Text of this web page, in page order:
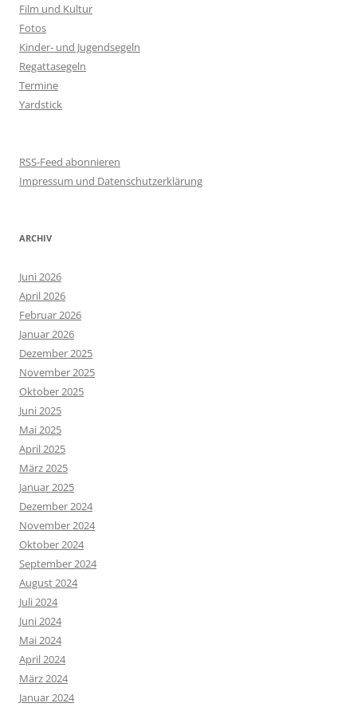
Film und Kultur
Fotos
Kinder- und Jugendsegeln
Regattasegeln
Termine
Yardstick
RSS-Feed abonnieren
Impressum und Datenschutzerklärung
ARCHIV
Juni 2026
April 2026
Februar 2026
Januar 2026
Dezember 2025
November 2025
Oktober 2025
Juni 2025
Mai 2025
April 2025
März 2025
Januar 2025
Dezember 2024
November 2024
Oktober 2024
September 2024
August 2024
Juli 2024
Juni 2024
Mai 2024
April 2024
März 2024
Januar 2024